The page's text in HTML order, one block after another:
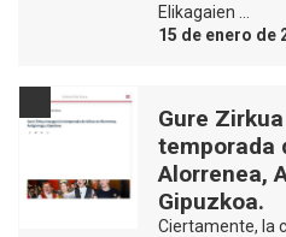
Elikagaien …
15 de enero de
Gure
temporada
Alorrenea,
Gipuzkoa.
Ciertamente, la